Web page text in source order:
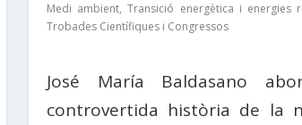
Medi ambient,Transició energètica i energies
Trobades Científiques i Congressos
José María Baldasano
controvertida història de la